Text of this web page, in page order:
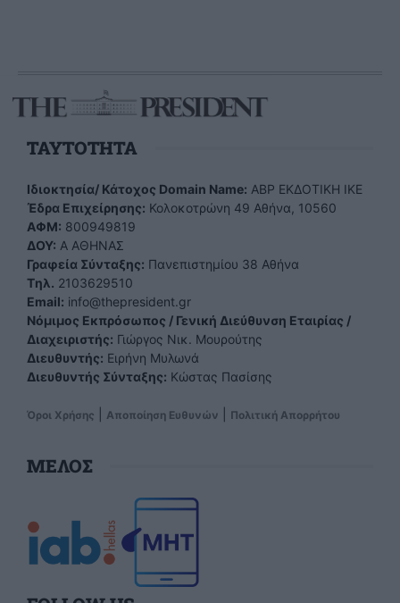
TAYTOTHTA
Ιδιοκτησία/ Κάτοχος Domain Name: ΑBP ΕΚΔΟΤΙΚΗ ΙΚΕ
Έδρα Επιχείρησης: Κολοκοτρώνη 49 Αθήνα, 10560
ΑΦΜ: 800949819
ΔΟΥ: Α ΑΘΗΝΑΣ
Γραφεία Σύνταξης: Πανεπιστημίου 38 Αθήνα
Tηλ. 2103629510
Email: info@thepresident.gr
Νόμιμος Εκπρόσωπος / Γενική Διεύθυνση Εταιρίας /
Διαχειριστής: Γιώργος Νικ. Μουρούτης
Διευθυντής: Ειρήνη Μυλωνά
Διευθυντής Σύνταξης: Κώστας Πασίσης
Όροι Χρήσης Αποποίηση Ευθυνών Πολιτική Απορρήτου
ΜΕΛΟΣ